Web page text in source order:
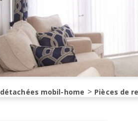
mobil-home Pièces de